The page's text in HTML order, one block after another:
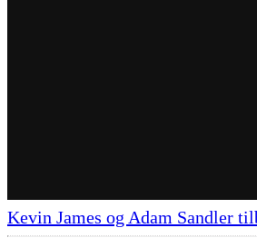
Kevin James og Adam Sandler